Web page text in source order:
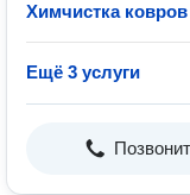
Химчистка ковров
Ещё 3 услуги